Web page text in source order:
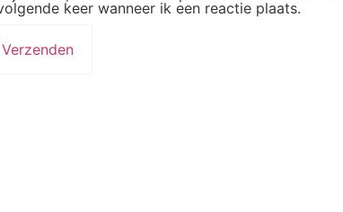
keer wanneer ik een reactie plaats.